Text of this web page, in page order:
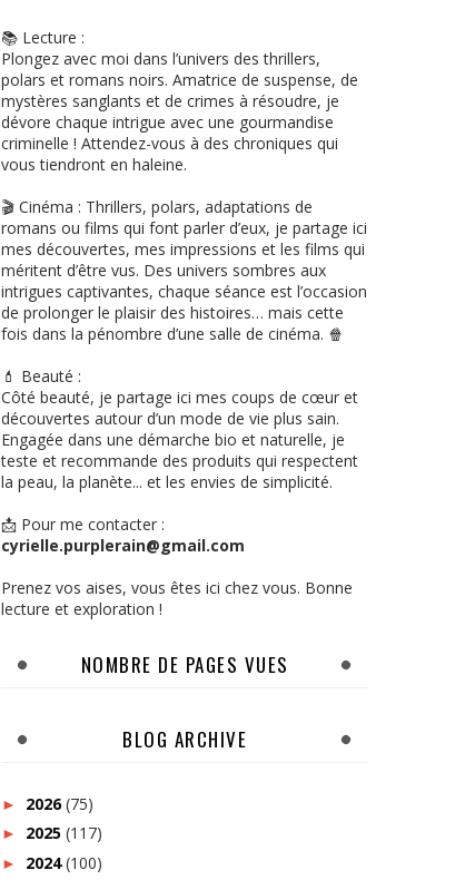
📚 Lecture :
Plongez avec moi dans l’univers des thrillers,
polars et romans noirs. Amatrice de suspense, de
mystères sanglants et de crimes à résoudre, je
dévore chaque intrigue avec une gourmandise
criminelle ! Attendez-vous à des chroniques qui
vous tiendront en haleine.
🎬 Cinéma : Thrillers, polars, adaptations de
romans ou films qui font parler d’eux, je partage ici
mes découvertes, mes impressions et les films qui
méritent d’être vus. Des univers sombres aux
intrigues captivantes, chaque séance est l’occasion
de prolonger le plaisir des histoires… mais cette
fois dans la pénombre d’une salle de cinéma. 🍿
💄 Beauté :
Côté beauté, je partage ici mes coups de cœur et
découvertes autour d’un mode de vie plus sain.
Engagée dans une démarche bio et naturelle, je
teste et recommande des produits qui respectent
la peau, la planète... et les envies de simplicité.
📩 Pour me contacter :
cyrielle.purplerain@gmail.com
Prenez vos aises, vous êtes ici chez vous. Bonne
lecture et exploration !
NOMBRE DE PAGES VUES
BLOG ARCHIVE
► 2026(75)
► 2025 (117)
► 2024(100)